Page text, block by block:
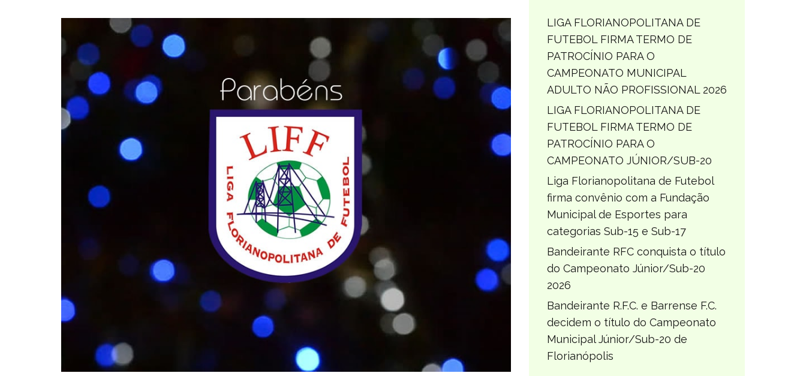
LIGA FLORIANOPOLITANA DE
FUTEBOL FIRMA TERMO DE
PATROCÍNIO PARA O
CAMPEONATO MUNICIPAL
ADULTO NÃO PROFISSIONAL 2026
LIGA FLORIANOPOLITANA DE
FUTEBOL FIRMA TERMO DE
PATROCÍNIO PARA O
CAMPEONATO JÚNIOR/SUB-20
Liga Florianopolitana de Futebol
firma convênio com a Fundação
Municipal de Esportes para
categorias Sub-15 e Sub-17
Bandeirante RFC conquista o título
do Campeonato Júnior/Sub-20
2026
Bandeirante R.F.C. e Barrense F.C.
decidem o título do Campeonato
Municipal Júnior/Sub-20 de
Florianópolis